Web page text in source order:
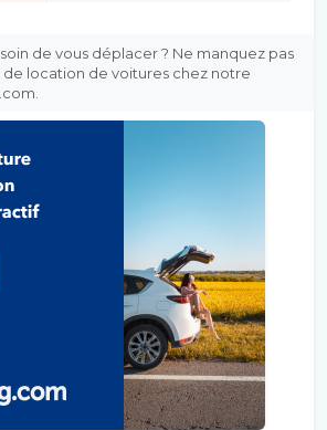
de vous déplacer ? Ne manquez pas
de location de voitures chez notre